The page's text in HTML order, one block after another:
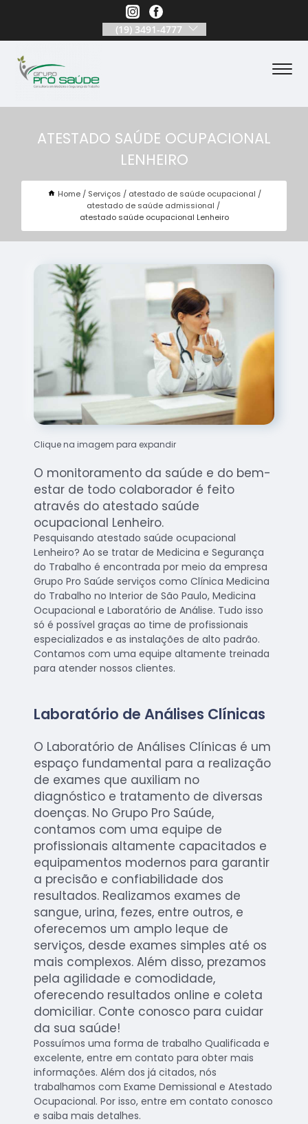
(19) 3491-4777
ATESTADO SAÚDE OCUPACIONAL
LENHEIRO
Home Serviços
atestado de saúde ocupacional
atestado de saúde admissional
atestado saúde ocupacional Lenheiro
Clique na imagem para expandir
O monitoramento da saúde e do bem-
estar de todo colaborador é feito
através do atestado saúde
ocupacional Lenheiro.
Pesquisando atestado saúde ocupacional
Lenheiro? Ao se tratar de Medicina e Segurança
do Trabalho é encontrada por meio da empresa
Grupo Pro Saúde serviços como Clínica Medicina
do Trabalho no Interior de São Paulo, Medicina
Ocupacional e Laboratório de Análise. Tudo isso
só é possível graças ao time de profissionais
especializados e as instalações de alto padrão.
Contamos com uma equipe altamente treinada
para atender nossos clientes.
Laboratório de Análises Clínicas
O Laboratório de Análises Clínicas é um
espaço fundamental para a realização
de exames que auxiliam no
diagnóstico e tratamento de diversas
doenças. No Grupo Pro Saúde,
contamos com uma equipe de
profissionais altamente capacitados e
equipamentos modernos para garantir
a precisão e confiabilidade dos
resultados. Realizamos exames de
sangue, urina, fezes, entre outros, e
oferecemos um amplo leque de
serviços, desde exames simples até os
mais complexos. Além disso, prezamos
pela agilidade e comodidade,
oferecendo resultados online e coleta
domiciliar. Conte conosco para cuidar
da sua saúde!
Possuímos uma forma de trabalho Qualificada e
excelente, entre em contato para obter mais
informações. Além dos já citados, nós
trabalhamos com Exame Demissional e Atestado
Ocupacional. Por isso, entre em contato conosco
e saiba mais detalhes.